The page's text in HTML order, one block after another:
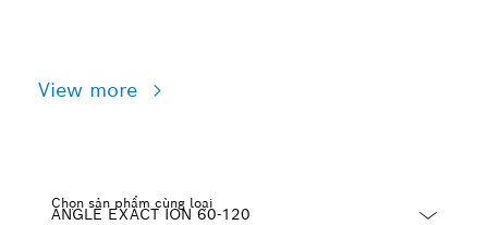
View more
Chọn sản phẩm cùng loại